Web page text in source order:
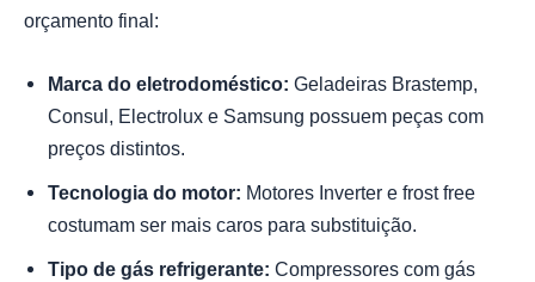
orçamento final:
Marca do eletrodoméstico: Geladeiras Brastemp,
Consul, Electrolux e Samsung possuem peças com
preços distintos.
Tecnologia do motor: Motores Inverter e frost free
costumam ser mais caros para substituição.
Tipo de gás refrigerante: Compressores com gás